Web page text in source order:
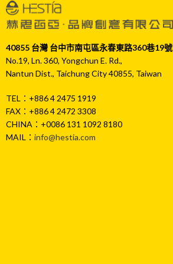
40855 台灣 台中市南屯區永春東路360巷19號
No.19, Ln. 360, Yongchun E. Rd.,
Nantun Dist., Taichung City 40855, Taiwan
TEL：+886 4 2475 1919
FAX：+886 4 2472 3308
CHINA：+0086 131 1092 8180
MAIL： info@hestia.com